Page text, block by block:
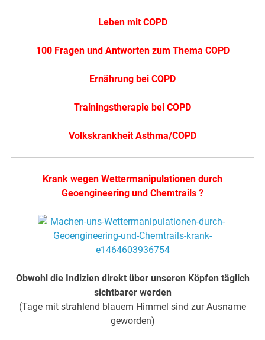
Leben mit COPD
100 Fragen und Antworten zum Thema COPD
Ernährung bei COPD
Trainingstherapie bei COPD
Volkskrankheit Asthma/COPD
Krank wegen Wettermanipulationen durch
Geoengineering und Chemtrails ?
Obwohl die Indizien direkt über unseren Köpfen täglich
sichtbarer werden
(Tage mit strahlend blauem Himmel sind zur Ausname
geworden)